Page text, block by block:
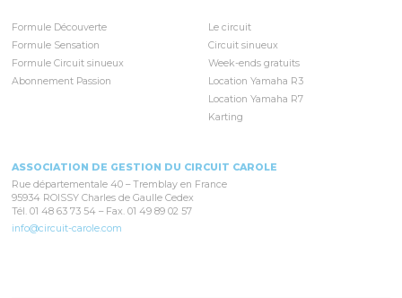
Formule Découverte
Formule Sensation
Formule Circuit sinueux
Abonnement Passion
Le circuit
Circuit sinueux
Week-ends gratuits
Location Yamaha R3
Location Yamaha R7
Karting
ASSOCIATION DE GESTION DU CIRCUIT CAROLE
Rue départementale 40 – Tremblay en France
95934 ROISSY Charles de Gaulle Cedex
Tél. 01 48 63 73 54 – Fax. 01 49 89 02 57
info@circuit-carole.com